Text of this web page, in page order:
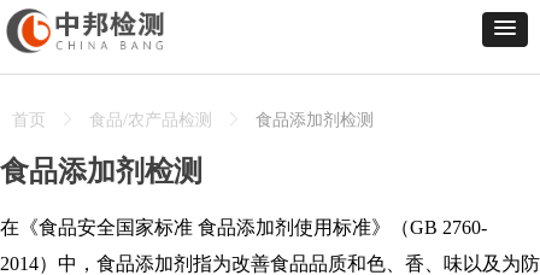
首页 ꁕ 食品/农产品检测 ꁕ 食品添加剂检测
食品添加剂检测
在《食品安全国家标准 食品添加剂使用标准》（GB 2760-
2014）中，食品添加剂指为改善食品品质和色、香、味以及为防